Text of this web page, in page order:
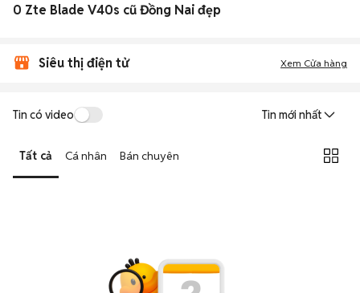
0 Zte Blade V40s cũ Đồng Nai đẹp
Siêu thị điện tử Xem Cửa hàng
Tin có video Tin mới nhất
Tất cả Cá nhân Bán chuyên